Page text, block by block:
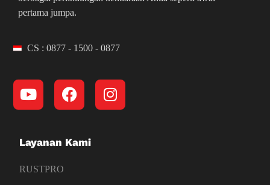
pertama jumpa.
CS : 0877 - 1500 - 0877
Layanan Kami
RUSTPRO